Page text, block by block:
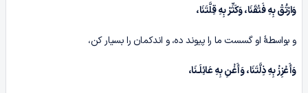
وَارْتُقْ بِهِ فَتْقَنَا، وَکَثِّرْ بِهِ قِلَّتَنَا،
و بواسطۀ او گسست ما را پیوند ده، و اندکمان را بسیار کن،
وَأَعْزِزْ بِهِ ذِلَّتَنَا، وَأَغْنِ بِهِ عَائِلَـنَا،